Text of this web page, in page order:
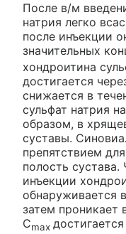
После в/м
натрия легко
после инъекции
значительных
хондроитина
достигается
снижается в
сульфат натрия
образом, в
суставы.
препятствием
полость
инъекции
обнаруживается
затем проникает
Cmax